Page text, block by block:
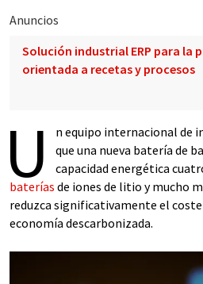
Anuncios
Solución industrial ERP para la
orientada a recetas y procesos
U
n equipo internacional de
que una nueva batería de
capacidad energética
baterías de iones de litio y mucho
reduzca significativamente el
economía descarbonizada.